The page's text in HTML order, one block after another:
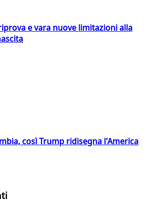
e vara nuove limitazioni alla
così Trump ridisegna l'America